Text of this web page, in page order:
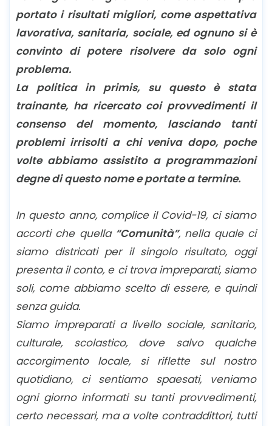
portato i risultati migliori, come aspettativa
lavorativa, sanitaria, sociale, ed ognuno si è
convinto di potere risolvere da solo ogni
problema.
La politica in primis, su questo è stata
trainante, ha ricercato coi provvedimenti il
consenso del momento, lasciando tanti
problemi irrisolti a chi veniva dopo, poche
volte abbiamo assistito a programmazioni
degne di questo nome e portate a termine.
In questo anno, complice il Covid-19, ci siamo
accorti che quella “Comunità”, nella quale ci
siamo districati per il singolo risultato, oggi
presenta il conto, e ci trova impreparati, siamo
soli, come abbiamo scelto di essere, e quindi
senza guida.
Siamo impreparati a livello sociale, sanitario,
culturale, scolastico, dove salvo qualche
accorgimento locale, si riflette sul nostro
quotidiano, ci sentiamo spaesati, veniamo
ogni giorno informati su tanti provvedimenti,
certo necessari, ma a volte contraddittori, tutti